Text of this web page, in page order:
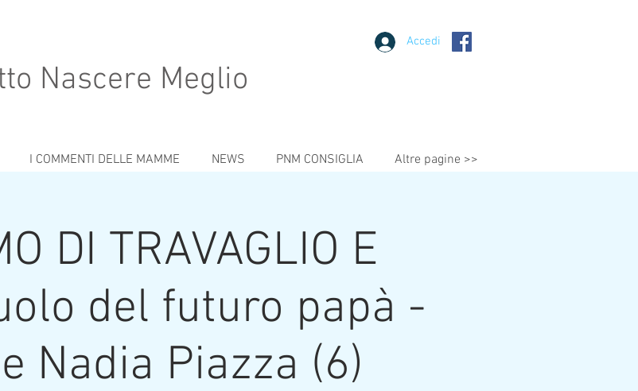
Accedi
Nascere Meglio
I COMMENTI DELLE MAMME NEWS PNM CONSIGLIA Altre pagine >>
DI TRAVAGLIO E
del futuro papà -
Nadia Piazza (6)